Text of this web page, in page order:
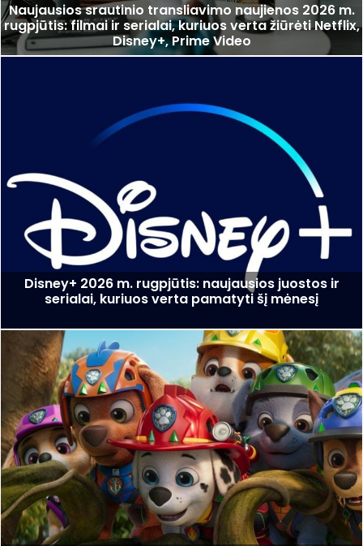
Naujausios srautinio transliavimo naujienos 2026 m.
rugpjūtis: filmai ir serialai, kuriuos verta žiūrėti Netflix,
Disney+, Prime Video
Disney+ 2026 m. rugpjūtis: naujausios juostos ir
serialai, kuriuos verta pamatyti šį mėnesį